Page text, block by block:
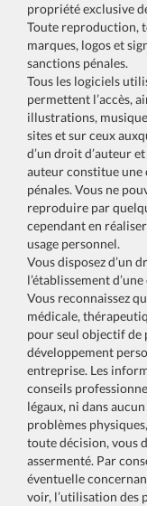
propriété exclusive
Toute reproduction,
marques, logos et
sanctions pénales.
Tous les logiciels
permettent l’accès,
illustrations,
sites et sur ceux
d’un droit d’auteur
auteur constitue une
pénales. Vous ne
reproduire par
cependant en
usage personnel.
Vous disposez d’un
l’établissement
Vous reconnaissez
médicale,
pour seul objectif de
développement
entreprise. Les
conseils
légaux, ni dans
problèmes
toute décision, vous
assermenté. Par
éventuelle
voir, l’utilisation des